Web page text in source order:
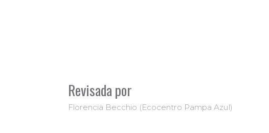
Revisada por
Florencia Becchio (Ecocentro Pampa Azul)